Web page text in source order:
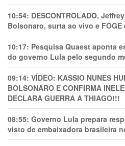
10:54: DESCONTROLADO,
Bolsonaro, surta ao vivo e
10:17: Pesquisa Quaest aponta
do governo Lula pelo segundo
09:14: VÍDEO: KASSIO NUNES
BOLSONARO E CONFIRMA
DECLARA GUERRA A THIAGO!!!
08:55: Governo Lula prepara
visto de embaixadora brasileira